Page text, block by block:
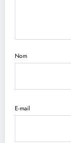
Nom
E-mail